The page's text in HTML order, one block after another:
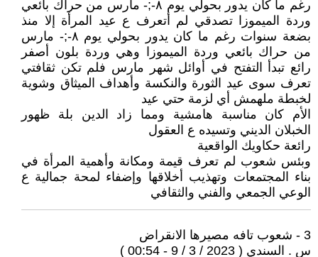
رغم ما كان يدور بحولي يوم ٨-;- مارس من حراك بائعي
وردة الميموزا تصدقي لم أتعرف ع عيد المرأة إلا منذ
بضعة سنوات رغم ما كان يدور بحولي يوم ٨-;- مارس
من حراك بائعي وردة الميموزا وهي وردة بلون أصفر
رائع تبدأ التفتح في أوائل شهر مارس فلم تكن ثقافتي
تعرف سوى عيد الثورة والنكسة وأهداف الميثاق وشوية
لخبطة ملهمش أي لزمة حتي عيد
الأم كان مناسبة هامشية ومما زاد الدين بلة ظهور
الخبلان الديني وتسيده ع العقول
رائعة حكاويك الواقعية
وبئس شعوب لم تعرف قيمة ومكانة وأهمية المرأة في
بناء المجتمعات وتهذيب أخلاقها وإضفاء لمحة جمالية ع
الوعي الجمعي والفني والثقافي
3 - شعوب تافه مصيرها الانقراض
س . السندي ( 2023 / 3 / 9 - 00:54 )